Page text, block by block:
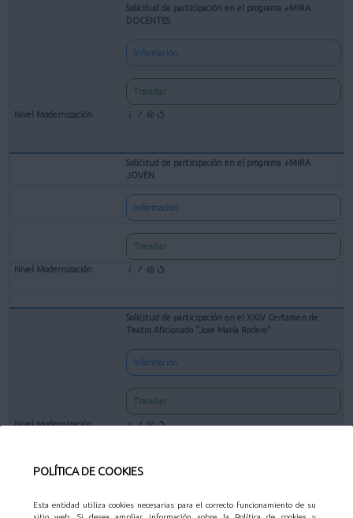
POLÍTICA DE COOKIES
Esta entidad utiliza cookies necesarias para el correcto funcionamiento de su
Solicitud de participación en el programa +MIRA
DOCENTES
Información
Tramitar
Solicitud de participación en el programa +MIRA
JOVEN
Información
Tramitar
Solicitud de participación en el XXIV Certamen de
Teatro Aficionado "Jose María Rodero"
Información
Tramitar
Solicitud de subvenciones para entidades culturales sin